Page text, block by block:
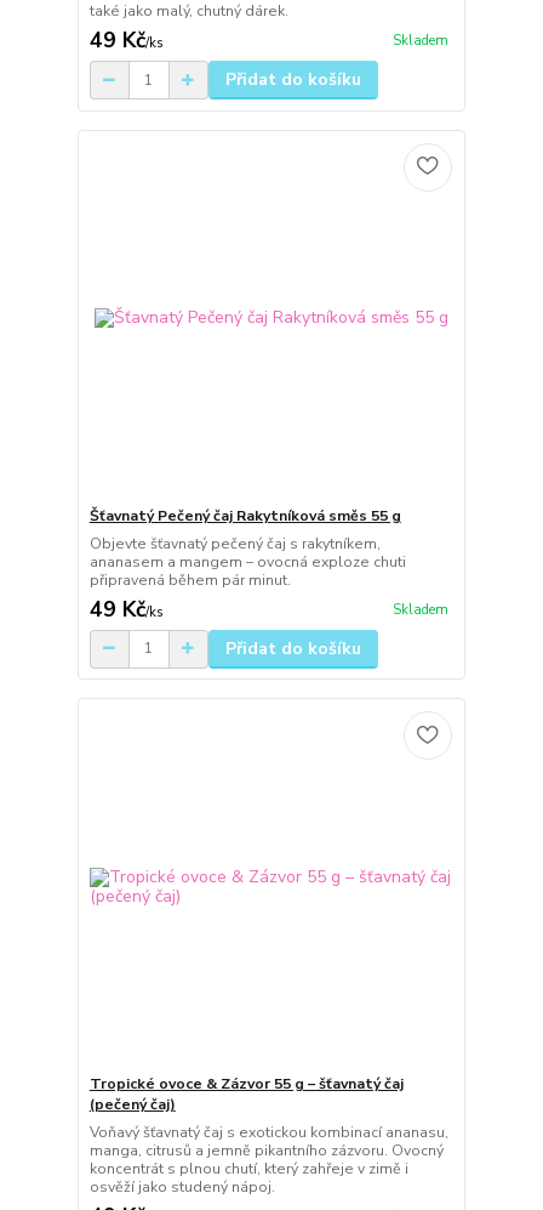
také jako malý, chutný dárek.
49 Kč/ks Skladem
Přidat do košíku
Šťavnatý Pečený čaj Rakytníková směs 55 g
Objevte šťavnatý pečený čaj s rakytníkem,
ananasem a mangem – ovocná exploze chuti
připravená během pár minut.
49 Kč/ks Skladem
Přidat do košíku
Tropické ovoce & Zázvor 55 g – šťavnatý čaj
(pečený čaj)
Voňavý šťavnatý čaj s exotickou kombinací ananasu,
manga, citrusů a jemně pikantního zázvoru. Ovocný
koncentrát s plnou chutí, který zahřeje v zimě i
osvěží jako studený nápoj.